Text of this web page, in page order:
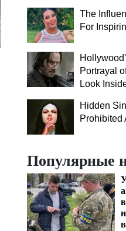
The
For
Portrayal
Look
Hidden
Prohibited
Популярные